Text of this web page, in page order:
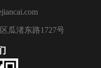
瓜渚东路1727号